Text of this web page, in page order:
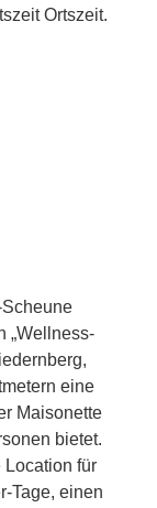
Ortszeit.
„Wellness-
eine
Maisonette
bietet.
Location für
Tage, einen